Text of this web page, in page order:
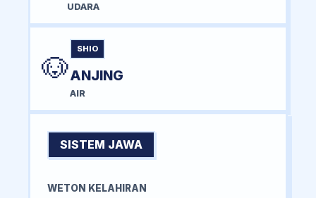
UDARA
🐶
SHIO
ANJING
AIR
SISTEM JAWA
WETON KELAHIRAN